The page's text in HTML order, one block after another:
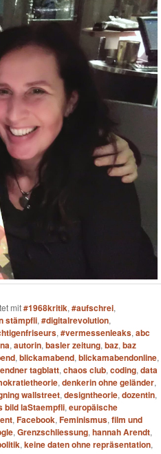
mit#1968kritik, #aufschrei,
stämpfli, #digitalrevolution,
, #vermessenleaks, abc
, autorin, basler zeitung, baz, baz
, blickamabend, blickamabendonline,
tagblatt, chaos club, coding, data
, denkerin ohne geländer,
wallstreet, designtheorie, dozentin,
bild laStaempfli, europäische
, Facebook, Feminismus, film und
, Grenzschliessung, hannah Arendt,
, keine daten ohne repräsentation,